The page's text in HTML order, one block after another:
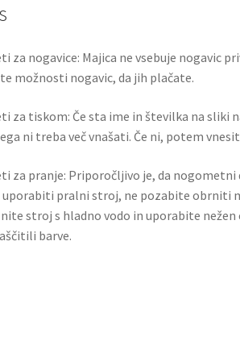
k
za nogavice: Majica ne vsebuje nogavic
možnosti nogavic, da jih plačate.
za tiskom: Če sta ime in številka na sliki
ni treba več vnašati. Če ni, potem
za pranje: Priporočljivo je, da nogometni
pralni stroj, ne pozabite obrniti
stroj s hladno vodo in uporabite nežen
barve.